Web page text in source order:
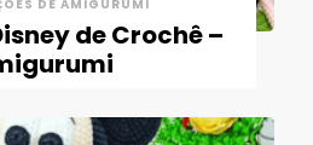
DE AMIGURUMI
de Crochê –